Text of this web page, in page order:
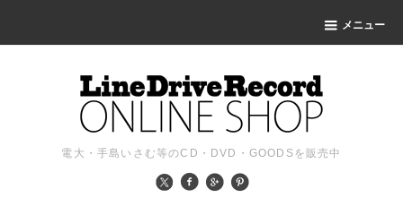
メニュー
電大・手島いさむ等のCD・DVD・GOODSを販売中